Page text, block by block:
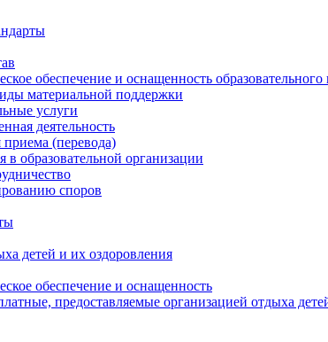
обеспечение и оснащенность образовательного
материальной поддержки
услуги
деятельность
(перевода)
в образовательной организации
споров
детей и их оздоровления
обеспечение и оснащенность
предоставляемые организацией отдыха